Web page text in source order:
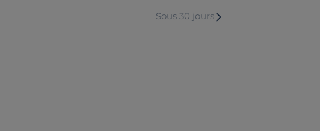
Sous 30 jours